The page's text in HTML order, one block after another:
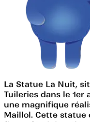
La Statue La Nuit,
Tuileries dans le 1er
une magnifique
Maillol. Cette statue